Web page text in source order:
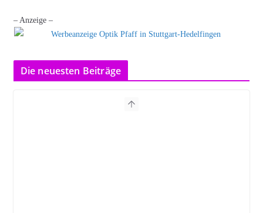
– Anzeige –
Die neuesten Beiträge